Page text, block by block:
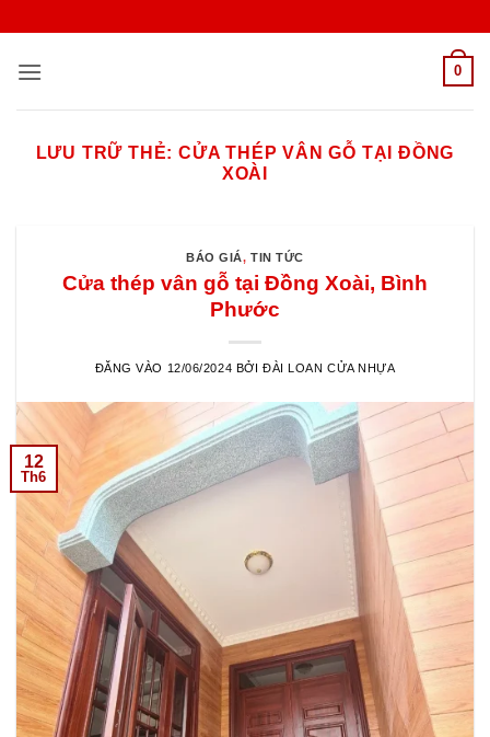
nội
0
LƯU TRỮ THẺ:CỬA THÉP VÂN GỖ TẠI ĐỒNG
XOÀI
BÁO GIÁ,TIN TỨC
Cửa thép vân gỗ tại Đồng Xoài, Bình
Phước
ĐĂNG VÀO 12/06/2024 BỞI ĐÀI LOAN CỬA NHỰA
12
Th6